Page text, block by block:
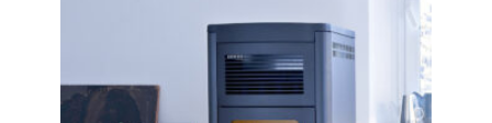
6.057€